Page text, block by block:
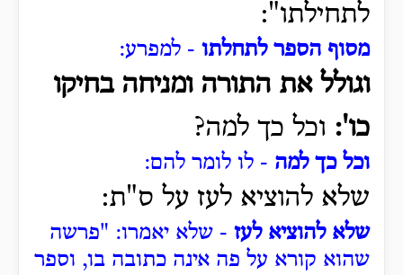
לתחילתו":
מסוף הספר לתחלתו - למפרע:
וגולל את התורה ומניחה בחיקו
כו': וכל כך למה?
וכל כך למה - לו לומר להם:
שלא להוציא לעז על ס"ת:
שלא להוציא לעז - שלא יאמרו: "פרשה
שהוא קורא על פה אינה כתובה בו, וספר